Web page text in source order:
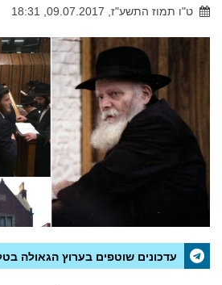
ט"ו תמוז התשע"ז, 09.07.2017, 18:31
עדכונים שוטפים בערוץ הגאולה